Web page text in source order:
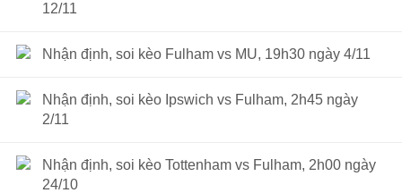
12/11
Nhận định, soi kèo Fulham vs MU, 19h30 ngày 4/11
Nhận định, soi kèo Ipswich vs Fulham, 2h45 ngày
2/11
Nhận định, soi kèo Tottenham vs Fulham, 2h00 ngày
24/10